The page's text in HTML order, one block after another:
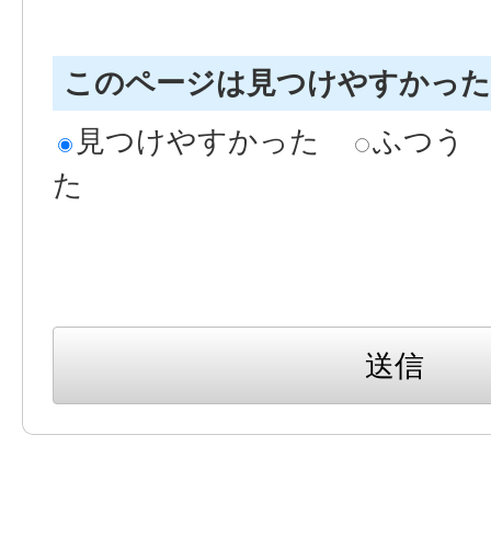
このページは見つけやすかっ
見つけやすかった
ふつう
た